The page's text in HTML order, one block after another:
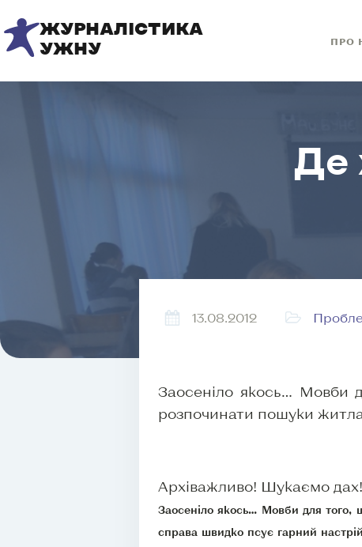
ЖУРНАЛІСТИКА
УЖНУ
ПРО
Де
13.08.2012
Заосеніло якось… Мовби
розпочинати пошуки
Архіважливо! Шукаємо дах!
Заосеніло якось… Мовби для того,
справа швидко псує гарний